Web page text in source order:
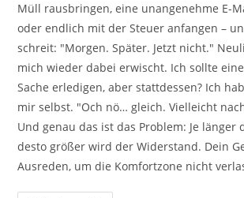
Müll rausbringen, eine unangenehme E-
oder endlich mit der Steuer anfangen –
schreit: "Morgen. Später. Jetzt nicht."
mich wieder dabei erwischt. Ich sollte
Sache erledigen, aber stattdessen? Ich
mir selbst. "Och nö… gleich. Vielleicht
Und genau das ist das Problem: Je länger
desto größer wird der Widerstand. Dein
Ausreden, um die Komfortzone nicht